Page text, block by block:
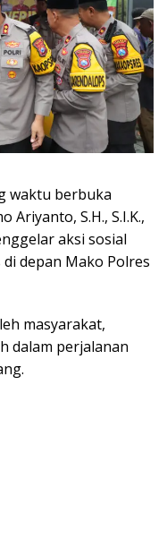
waktu berbuka
Ariyanto, S.H., S.I.K.,
aksi sosial
depan Mako Polres
masyarakat,
dalam perjalanan